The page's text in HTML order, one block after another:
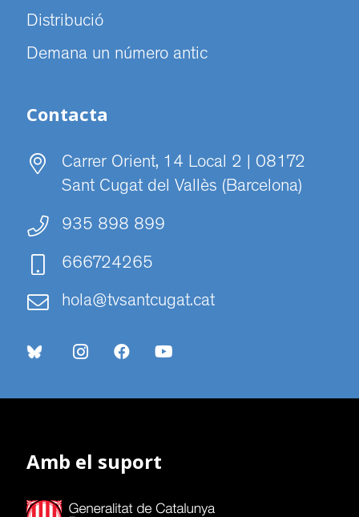
Distribució
Demana un número antic
Contacta
Carrer Orient, 14 Local 2 | 08172
Sant Cugat del Vallès (Barcelona)
935 898 899
666724265
hola@tvsantcugat.cat
Amb el suport